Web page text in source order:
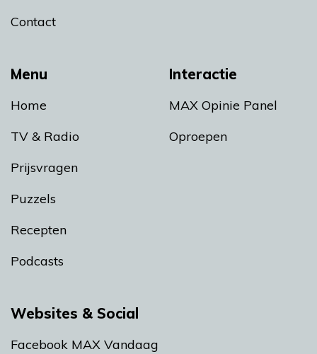
Menu
Home
TV & Radio
Prijsvragen
Puzzels
Recepten
Podcasts
Interactie
MAX Opinie Panel
Oproepen
Contact
Websites & Social
Facebook MAX Vandaag